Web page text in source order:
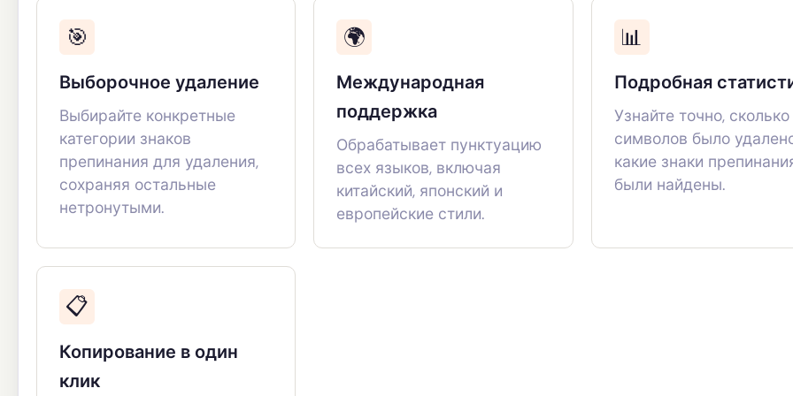
🎯
Выборочное удаление
Выбирайте конкретные
категории знаков
препинания для удаления,
сохраняя остальные
нетронутыми.
🌍
Международная
поддержка
Обрабатывает пунктуацию
всех языков, включая
китайский, японский и
европейские стили.
📊
Подробная
Узнайте точно, сколько
символов было
какие знаки
были найдены.
📋
Копирование в один
клик